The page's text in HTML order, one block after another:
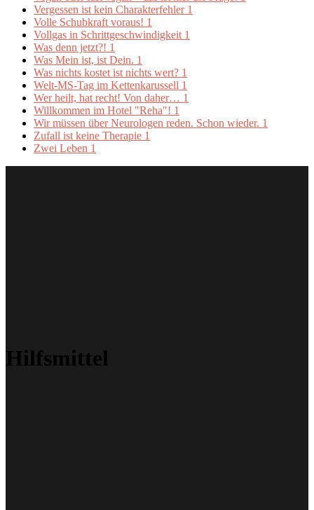
Vergessen ist kein Charakterfehler 1
Volle Schubkraft voraus! 1
Vollgas in Schrittgeschwindigkeit 1
Was denn jetzt?! 1
Was Mein ist, ist Dein. 1
Was nichts kostet ist nichts wert? 1
Welt-MS-Tag im Kettenkarussell 1
Wer heilt, hat recht! Von daher… 1
Willkommen im Hotel "Reha"! 1
Wir müssen über Neurologen reden. Schon wieder. 1
Zufall ist keine Therapie 1
Zwei Leben 1
Hilfsmittel